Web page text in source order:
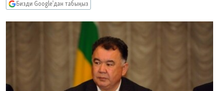
БИЗ ЖАНА ДҮЙНӨ
Бизди Google'дан табыңыз